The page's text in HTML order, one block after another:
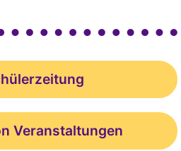
Veranstaltungen